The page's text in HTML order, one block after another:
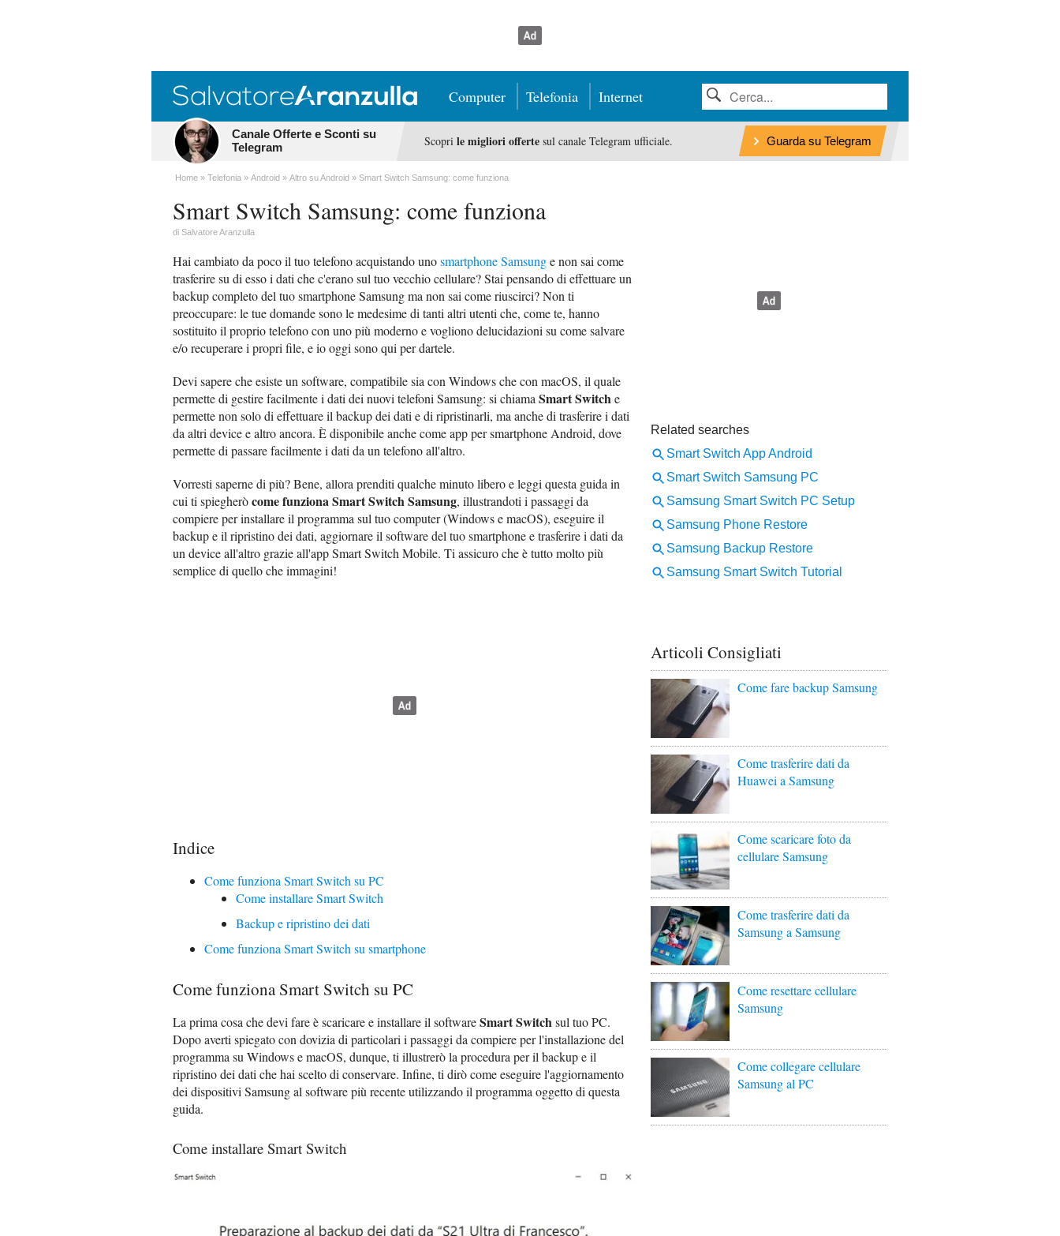
Computer Telefonia Internet
Canale Offerte e Sconti su
Telegram
Scopri le migliori offertesul canale Telegram ufficiale. Guarda su Telegram
Home Telefonia Android Altro su Android Smart Switch Samsung: come funziona
Smart Switch Samsung: come funziona
di Salvatore Aranzulla
Hai cambiato da poco il tuo telefono acquistando unosmartphone Samsunge non sai come
trasferire su di esso i dati che c'erano sul tuo vecchio cellulare? Stai pensando di effettuare un
backup completo del tuo smartphone Samsung ma non sai come riuscirci? Non ti
preoccupare: le tue domande sono le medesime di tanti altri utenti che, come te, hanno
sostituito il proprio telefono con uno più moderno e vogliono delucidazioni su come salvare
e/o recuperare i propri file, e io oggi sono qui per dartele.
Devi sapere che esiste un software, compatibile sia con Windows che con macOS, il quale
permette di gestire facilmente i dati dei nuovi telefoni Samsung: si chiama Smart Switche
permette non solo di effettuare il backup dei dati e di ripristinarli, ma anche di trasferire i dati
da altri device e altro ancora. È disponibile anche come app per smartphone Android, dove
permette di passare facilmente i dati da un telefono all'altro.
Vorresti saperne di più? Bene, allora prenditi qualche minuto libero e leggi questa guida in
cui ti spiegheròcome funziona Smart Switch Samsung, illustrandoti i passaggi da
compiere per installare il programma sul tuo computer (Windows e macOS), eseguire il
backup e il ripristino dei dati, aggiornare il software del tuo smartphone e trasferire i dati da
un device all'altro grazie all'app Smart Switch Mobile. Ti assicuro che è tutto molto più
semplice di quello che immagini!
Indice
Come funziona Smart Switch su PC
Come installare Smart Switch
Backup e ripristino dei dati
Come funziona Smart Switch su smartphone
Come funziona Smart Switch su PC
La prima cosa che devi fare è scaricare e installare il softwareSmart Switchsul tuo PC.
Dopo averti spiegato con dovizia di particolari i passaggi da compiere per l'installazione del
programma su Windows e macOS, dunque, ti illustrerò la procedura per il backup e il
ripristino dei dati che hai scelto di conservare. Infine, ti dirò come eseguire l'aggiornamento
dei dispositivi Samsung al software più recente utilizzando il programma oggetto di questa
guida.
Come installare Smart Switch
Articoli Consigliati
Come fare backup Samsung
Come trasferire dati da
Huawei a Samsung
Come scaricare foto da
cellulare Samsung
Come trasferire dati da
Samsung a Samsung
Come resettare cellulare
Samsung
Come collegare cellulare
Samsung al PC